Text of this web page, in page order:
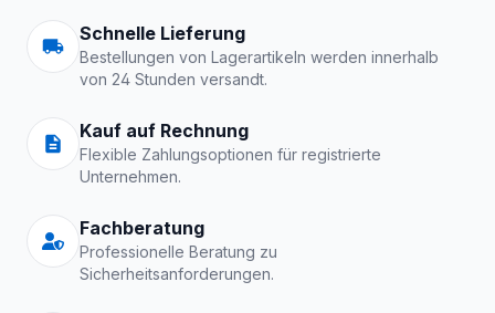
Schnelle Lieferung
Bestellungen von Lagerartikeln werden innerhalb
von 24 Stunden versandt.
Kauf auf Rechnung
Flexible Zahlungsoptionen für registrierte
Unternehmen.
Fachberatung
Professionelle Beratung zu
Sicherheitsanforderungen.